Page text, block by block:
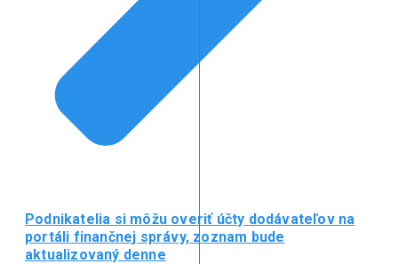
Podnikatelia si môžu overiť účty dodávateľov na
portáli finančnej správy, zoznam bude
aktualizovaný denne